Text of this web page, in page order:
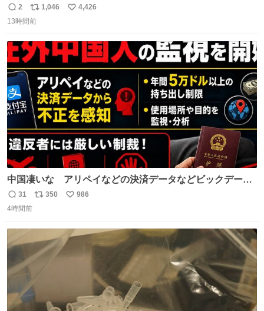
の立ち振る舞い指南コーナーで、大股を「下品」や「はし
たない」という言葉を使わず「勇敢すぎます」と洒落っ気
っていきたい… （昭和4年婦人倶楽部新年号より）
返
信
2
リ
ポ
ト
数
1,046
い
数
4,426
13時間前
中国凄いな アリペイなどの決済データなどビックデータ
で海外にいる中国人の監視をはじめ、多額の資金決済など
があれば帰国命令を出しはじめたらしい。そして、パスポ
返
信
31
リ
数
350
い
数
986
4時間前